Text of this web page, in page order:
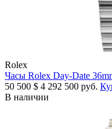
Rolex
Часы Rolex Day-Date
50 500 $ 4 292 500 руб.
В наличии